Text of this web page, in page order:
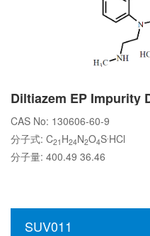
CAS No: 130606-60-9
分子式: C21 H24N2O4S HCl
分子量: 400.49 36.46
SUV011